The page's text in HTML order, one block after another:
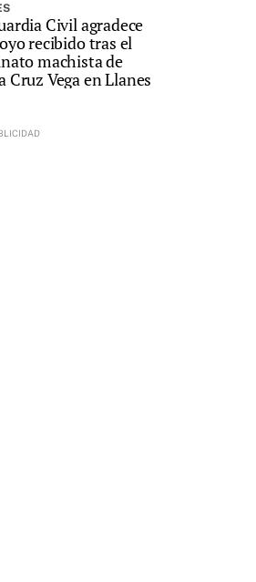
Civil agradece
recibido tras el
machista de
Cruz Vega en Llanes